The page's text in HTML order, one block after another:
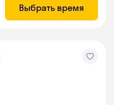
Выбрать время